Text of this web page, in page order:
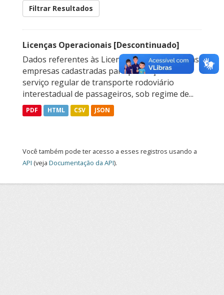
Filtrar Resultados
Licenças Operacionais [Descontinuado]
Dados referentes às Licenças Operacionais das
empresas cadastradas para prestação do
serviço regular de transporte rodoviário
interestadual de passageiros, sob regime de...
PDF HTML CSV JSON
Você também pode ter acesso a esses registros usando a
API (veja Documentação da API).